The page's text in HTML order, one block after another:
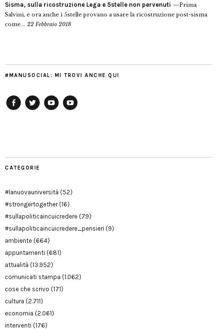
Sisma, sulla ricostruzione Lega e 5stelle non pervenuti
Prima
Salvini, e ora anche i 5stelle provano a usare la ricostruzione post-sisma
come... 22 Febbraio 2018
#MANUSOCIAL: MI TROVI ANCHE QUI
CATEGORIE
#lanuovauniversità (52)
#strongertogether(16)
#sullapoliticaincuicredere (79)
#sullapoliticaincuicredere_pensieri (9)
ambiente (664)
appuntamenti (681)
attualità (13.952)
comunicati stampa (1.062)
cose che scrivo (171)
cultura (2.711)
economia (2.061)
interventi (176)